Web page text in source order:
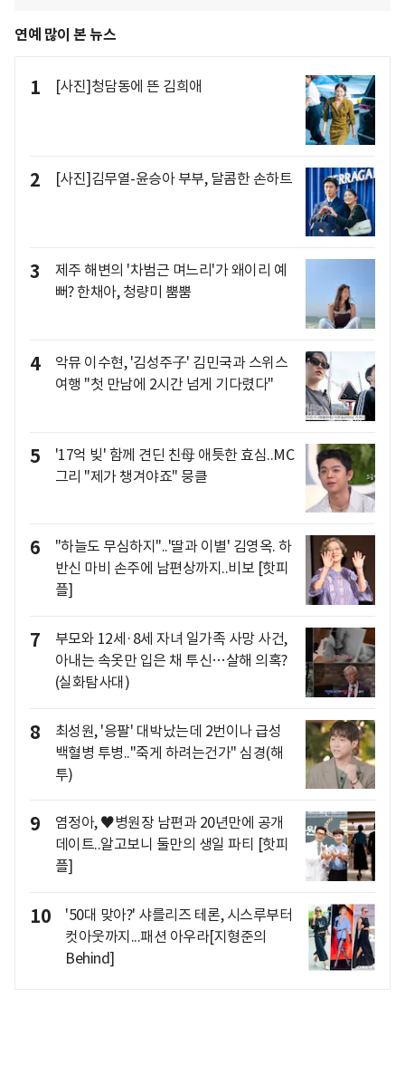
연예 많이 본 뉴스
1 [사진]청담동에 뜬 김희애
2 [사진]김무열-윤승아 부부, 달콤한 손하트
3
제주 해변의 '차범근 며느리'가 왜이리 예
뻐? 한채아, 청량미 뿜뿜
4
악뮤 이수현, '김성주子' 김민국과 스위스
여행 "첫 만남에 2시간 넘게 기다렸다"
5
'17억 빚' 함께 견딘 친母 애틋한 효심..MC
그리 "제가 챙겨야죠" 뭉클
6
"하늘도 무심하지"..'딸과 이별' 김영옥. 하
반신 마비 손주에 남편상까지..비보 [핫피
플]
7
부모와 12세·8세 자녀 일가족 사망 사건,
아내는 속옷만 입은 채 투신…살해 의혹?
(실화탐사대)
8
최성원, '응팔' 대박났는데 2번이나 급성
백혈병 투병.."죽게 하려는건가" 심경(해
투)
9
염정아, ♥병원장 남편과 20년만에 공개
데이트..알고보니 둘만의 생일 파티 [핫피
플]
10
'50대 맞아?' 샤를리즈 테론, 시스루부터
컷아웃까지...패션 아우라[지형준의
Behind]